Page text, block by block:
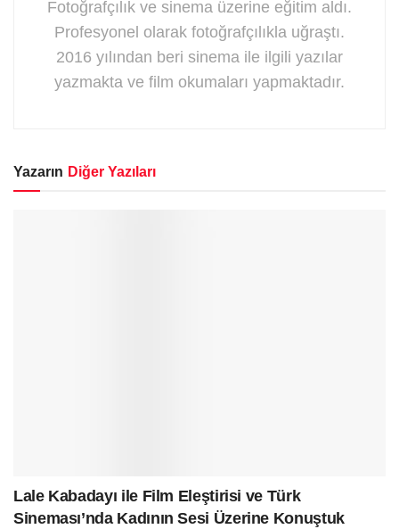
Fotoğrafçılık ve sinema üzerine eğitim aldı.
Profesyonel olarak fotoğrafçılıkla uğraştı.
2016 yılından beri sinema ile ilgili yazılar
yazmakta ve film okumaları yapmaktadır.
Yazarın Diğer Yazıları
Lale Kabadayı ile Film Eleştirisi ve Türk
Sineması’nda Kadının Sesi Üzerine Konuştuk